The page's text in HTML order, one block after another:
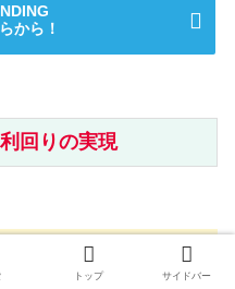
から！
回りの実現
トップ サイドバー